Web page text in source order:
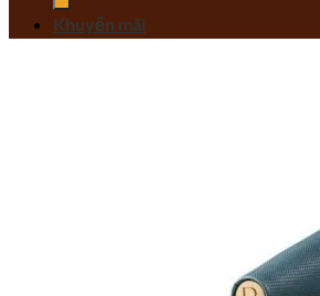
Khuyến mãi